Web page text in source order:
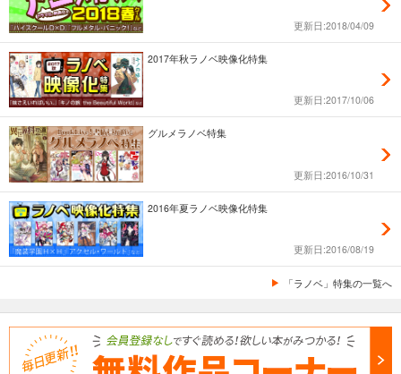
更新日:2018/04/09
2017年秋ラノベ映像化特集
更新日:2017/10/06
グルメラノベ特集
更新日:2016/10/31
2016年夏ラノベ映像化特集
更新日:2016/08/19
「ラノベ」特集の一覧へ